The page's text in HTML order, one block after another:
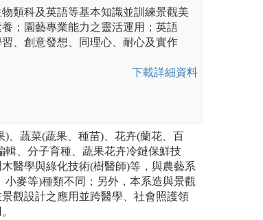
類科及英語等基本知識並訓練景觀美
；園藝專業能力之靈活運用；英語
、創意發想、同理心、耐心及實作
下載詳細資料
、蔬菜(蔬果、種苗)、花卉(蘭花、百
輯、分子育種、蔬果花卉冷鏈保鮮技
醫學與綠化技術(樹醫師)等，與農藝系
麥等)種類不同；另外，本系造與景觀
觀設計之應用並跨醫學、社會照護領